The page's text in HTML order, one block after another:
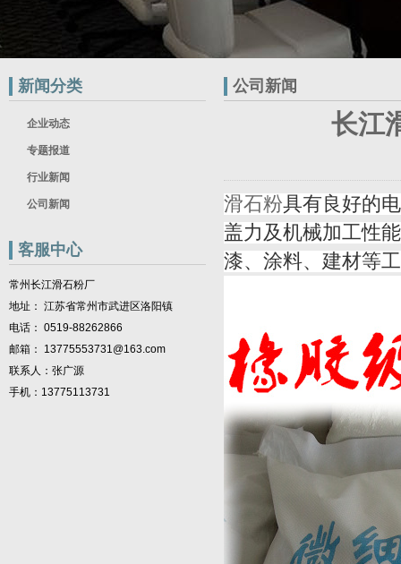
新闻分类
企业动态
专题报道
行业新闻
公司新闻
客服中心
常州长江滑石粉厂
地址： 江苏省常州市武进区洛阳镇
电话： 0519-88262866
邮箱： 13775553731@163.com
联系人：张广源
手机：13775113731
公司新闻
长江
滑石粉具有良好的
盖力及机械加工性
漆、涂料、建材等